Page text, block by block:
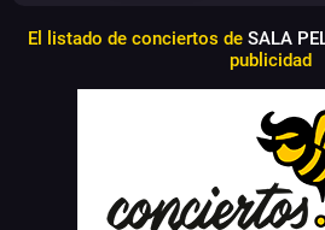
El listado de conciertos de SALA
publicidad